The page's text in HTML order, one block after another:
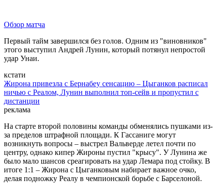
Обзор матча
Первый тайм завершился без голов. Одним из "виновников"
этого выступил Андрей Лунин, который потянул непростой
удар Унаи.
кстати
Жирона привезла с Бернабеу сенсацию – Цыганков расписал
ничью с Реалом, Лунин выполнил топ-сейв и пропустил с
дистанции
реклама
На старте второй половины команды обменялись пушками из-
за пределов штрафной площади. К Гассаниге могут
возникнуть вопросы – выстрел Вальверде летел почти по
центру, однако кипер Жироны пустил "крысу". У Лунина же
было мало шансов среагировать на удар Лемара под стойку. В
итоге 1:1 – Жирона с Цыганковым набирает важное очко,
делая подножку Реалу в чемпионской борьбе с Барселоной.